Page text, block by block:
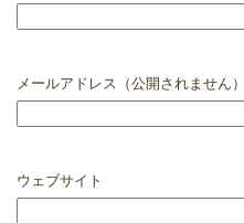
メールアドレス（公開されません）
ウェブサイト